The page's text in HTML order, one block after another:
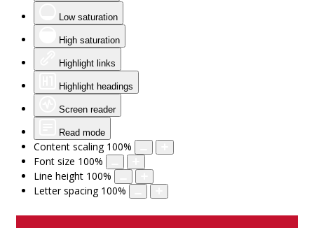
Low saturation
High saturation
Highlight links
Highlight headings
Screen reader
Read mode
Content scaling 100%
Font size 100%
Line height 100%
Letter spacing 100%